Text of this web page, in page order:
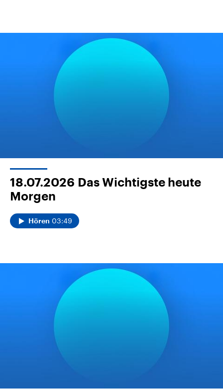
18.07.2026 Das Wichtigste heute
Morgen
Hören 03:49